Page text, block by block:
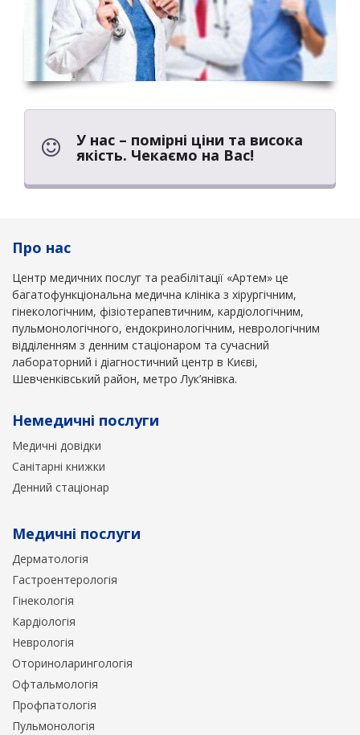
У нас – помірні ціни та висока
якість. Чекаємо на Вас!
Про нас
Центр медичних послуг та реабілітації «Артем» це
багатофункціональна медична клініка з хірургічним,
гінекологічним, фізіотерапевтичним, кардіологічним,
пульмонологічного, ендокринологічним, неврологічним
відділенням з денним стаціонаром та сучасний
лабораторний і діагностичний центр в Києві,
Шевченківський район, метро Лук’янівка.
Немедичні послуги
Медичні довідки
Санітарні книжки
Денний стаціонар
Медичні послуги
Дерматологія
Гастроентерологія
Гінекологія
Кардіологія
Неврологія
Оториноларингологія
Офтальмологія
Профпатологія
Пульмонологія